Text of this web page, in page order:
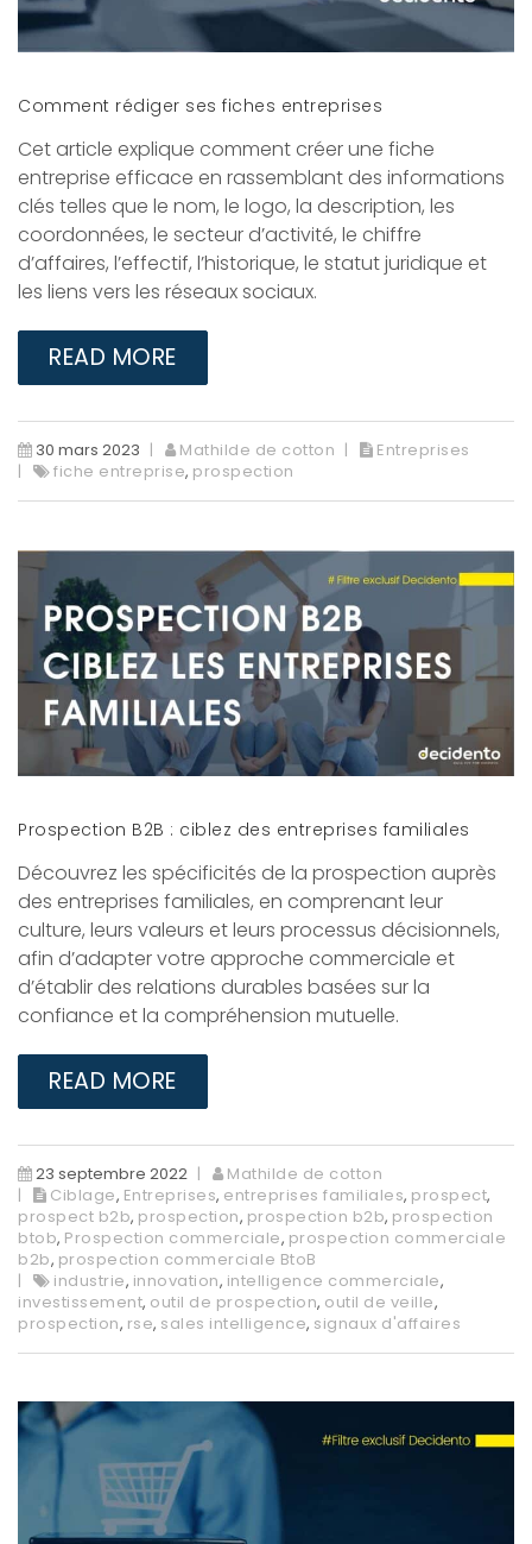
Comment rédiger ses fiches entreprises
Cet article explique comment créer une fiche
entreprise efficace en rassemblant des informations
clés telles que le nom, le logo, la description, les
coordonnées, le secteur d’activité, le chiffre
d’affaires, l’effectif, l’historique, le statut juridique et
les liens vers les réseaux sociaux.
READ MORE
30 mars 2023 Mathilde de cotton
Entreprises
fiche entreprise, prospection
Prospection B2B : ciblez des entreprises familiales
Découvrez les spécificités de la prospection auprès
des entreprises familiales, en comprenant leur
culture, leurs valeurs et leurs processus décisionnels,
afin d’adapter votre approche commerciale et
d’établir des relations durables basées sur la
confiance et la compréhension mutuelle.​
READ MORE
23 septembre 2022
Mathilde de cotton
Ciblage, Entreprises, entreprises familiales, prospect,
prospect b2b, prospection, prospection b2b, prospection
btob, Prospection commerciale, prospection commerciale
b2b, prospection commerciale BtoB
industrie, innovation, intelligence commerciale,
investissement, outil de prospection, outil de veille,
prospection, rse, sales intelligence, signaux d'affaires